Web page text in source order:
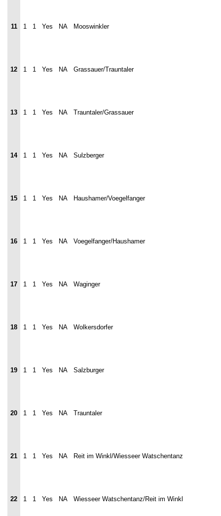
11 1 1 Yes NA Mooswinkler
12 1 1 Yes NA Grassauer/Trauntaler
13 1 1 Yes NA Trauntaler/Grassauer
14 1 1 Yes NA Sulzberger
15 1 1 Yes NA Haushamer/Voegelfanger
16 1 1 Yes NA Voegelfanger/Haushamer
17 1 1 Yes NA Waginger
18 1 1 Yes NA Wolkersdorfer
19 1 1 Yes NA Salzburger
20 1 1 Yes NA Trauntaler
21 1 1 Yes NA Reit im Winkl/Wiesseer Watschentanz
22 1 1 Yes NA Wiesseer Watschentanz/Reit im Winkl